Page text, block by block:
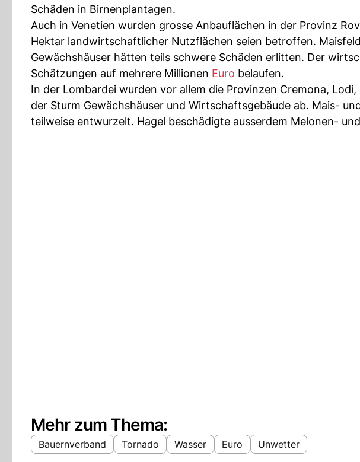
Schäden in Birnenplantagen.
Auch in Venetien wurden grosse Anbauflächen in der Provinz
Hektar landwirtschaftlicher Nutzflächen seien betroffen.
Gewächshäuser hätten teils schwere Schäden erlitten. Der
Schätzungen auf mehrere Millionen Euro belaufen.
In der Lombardei wurden vor allem die Provinzen Cremona,
der Sturm Gewächshäuser und Wirtschaftsgebäude ab. Mais-
teilweise entwurzelt. Hagel beschädigte ausserdem Melonen-
Mehr zum Thema:
Bauernverband Tornado Wasser Euro Unwetter